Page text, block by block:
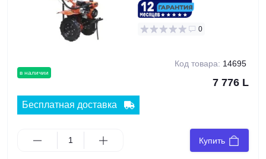
в наличии
0
Код товара: 14695
7 776 L
Бесплатная доставка
Купить